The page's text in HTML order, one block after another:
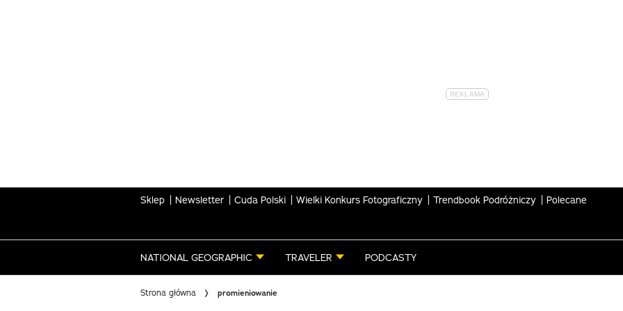
Sklep Newsletter Cuda Polski Wielki Konkurs Fotograficzny Trendbook Podróżniczy Polecane
NATIONAL GEOGRAPHIC TRAVELER PODCASTY
Strona główna promieniowanie